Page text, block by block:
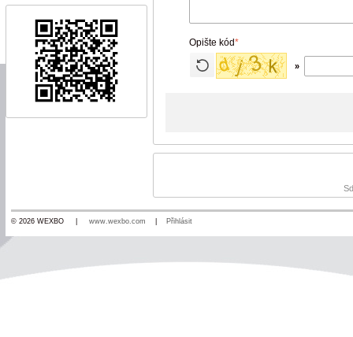
Opište kód*
»
© 2026 WEXBO | www.wexbo.com Přihlásit